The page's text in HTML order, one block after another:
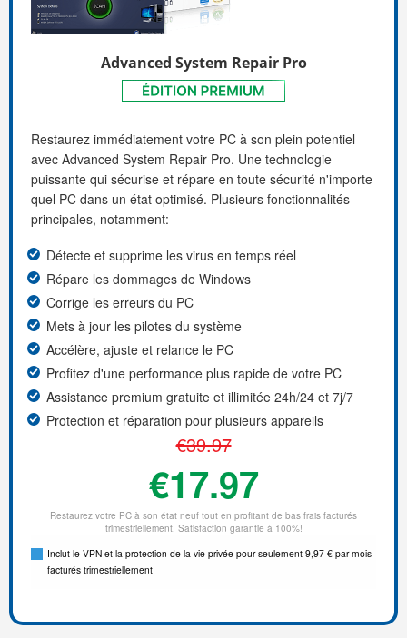
Advanced System Repair Pro
Restaurez immédiatement votre PC à son plein potentiel
avec Advanced System Repair Pro. Une technologie
puissante qui sécurise et répare en toute sécurité n'importe
quel PC dans un état optimisé. Plusieurs fonctionnalités
principales, notamment:
Détecte et supprime les virus en temps réel
Répare les dommages de Windows
Corrige les erreurs du PC
Mets à jour les pilotes du système
Accélère, ajuste et relance le PC
Profitez d'une performance plus rapide de votre PC
Assistance premium gratuite et illimitée 24h/24 et 7j/7
Protection et réparation pour plusieurs appareils
€39.97
€17.97
Restaurez votre PC à son état neuf tout en profitant de bas frais facturés
trimestriellement. Satisfaction garantie à 100%!
Inclut le VPN et la protection de la vie privée pour seulement 9,97 € par mois
facturés trimestriellement